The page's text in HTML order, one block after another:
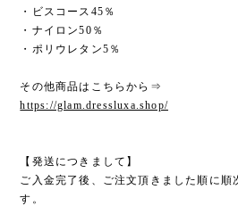
・ビスコース45％
・ナイロン50％
・ポリウレタン5％
その他商品はこちらから⇒
https://glam.dressluxa.shop/
【発送につきまして】
ご入金完了後、ご注文頂きました順に順
す。